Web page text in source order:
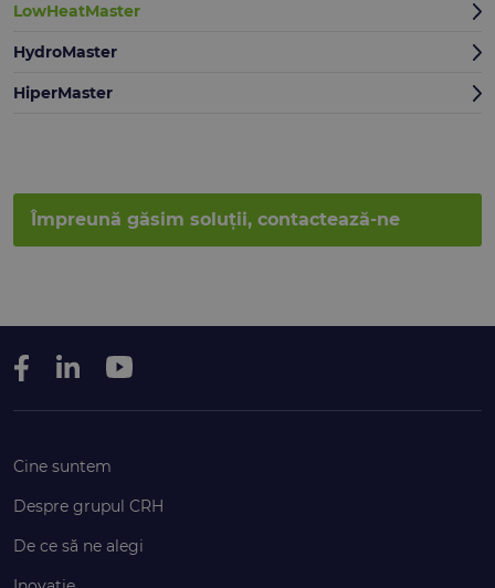
LowHeatMaster
HydroMaster
HiperMaster
Împreună găsim soluții, contactează-ne
Cine suntem
Despre grupul CRH
De ce să ne alegi